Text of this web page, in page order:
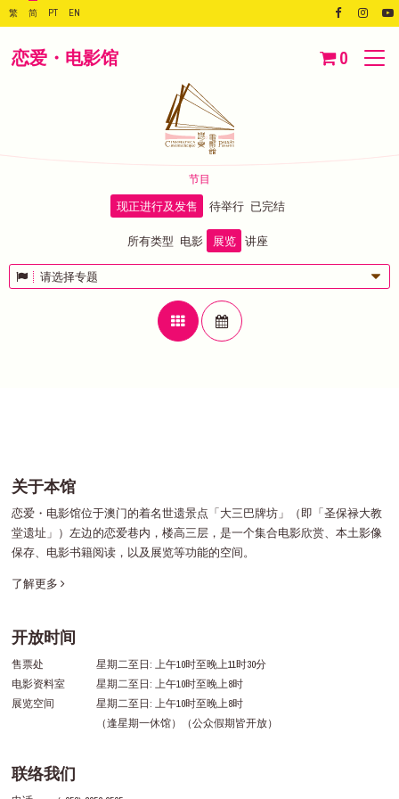
繁 简 PT EN
恋爱・电影馆 0
节目
现正进行及发售 待举行 已完结
所有类型 电影 展览 讲座
请选择专题
关于本馆
恋爱・电影馆位于澳门的着名世遗景点「大三巴牌坊」（即「圣保禄大教
堂遗址」）左边的恋爱巷内，楼高三层，是一个集合电影欣赏、本土影像
保存、电影书籍阅读，以及展览等功能的空间。
了解更多
开放时间
售票处
星期二至日: 上午10时至晚上11时30分
电影资料室
星期二至日: 上午10时至晚上8时
展览空间
星期二至日: 上午10时至晚上8时
（逢星期一休馆）（公众假期皆开放）
联络我们